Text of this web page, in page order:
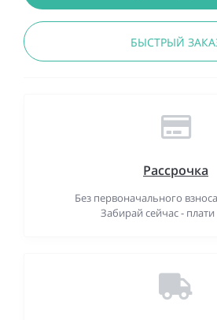
БЫСТРЫЙ
Рассрочка
Без первоначального
Забирай сейчас -